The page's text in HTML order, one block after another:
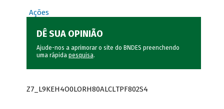
Ações
DÊ SUA OPINIÃO
Ajude-nos a aprimorar o site do BNDES preenchendo
uma rápida pesquisa.
Z7_L9KEH4O0LORH80ALCLTPF802S4